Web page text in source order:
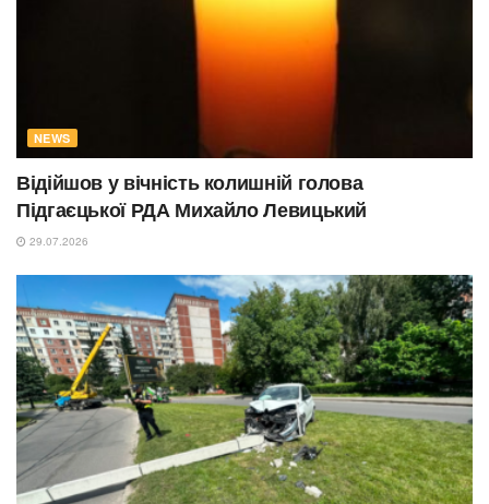
NEWS
Відійшов у вічність колишній голова
Підгаєцької РДА Михайло Левицький
29.07.2026